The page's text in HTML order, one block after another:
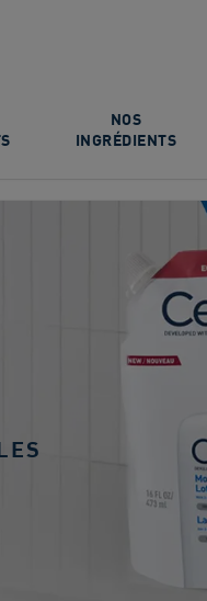
NOS
INGRÉDIENTS